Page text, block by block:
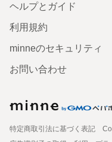
ヘルプとガイド
利用規約
minneのセキュリティ
お問い合わせ
特定商取引法に基づく表記